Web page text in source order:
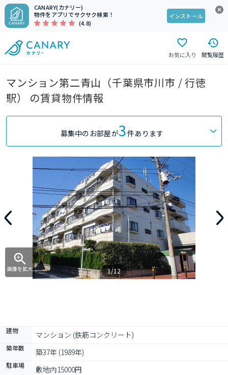
CANARY(カナリー)
物件をアプリでサクサク検索！
(4.8)
インストール
お気に入り 閲覧履歴
マンション第二青山（千葉県市川市 / 行徳
駅） の賃貸物件情報
募集中のお部屋が3件あります
画像を拡大 1/12
建物 マンション (鉄筋コンクリート)
築年数 築37年 (1989年)
駐車場 敷地内15000円